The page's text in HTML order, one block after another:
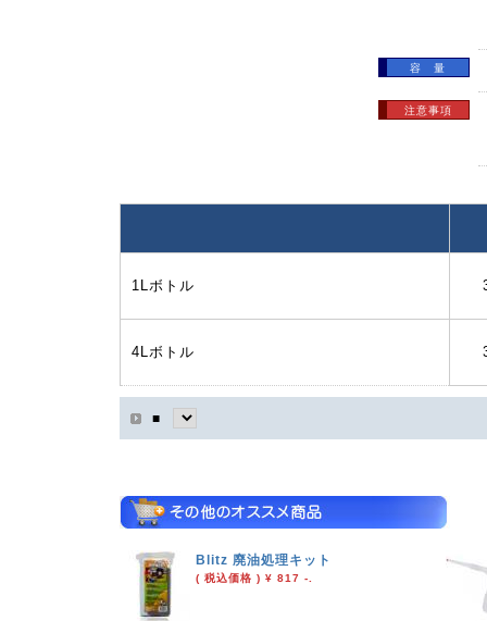
容 量
注意事項
1Lボトル
4Lボトル
■
Blitz 廃油処理キット
( 税込価格 ) ¥ 817 -.